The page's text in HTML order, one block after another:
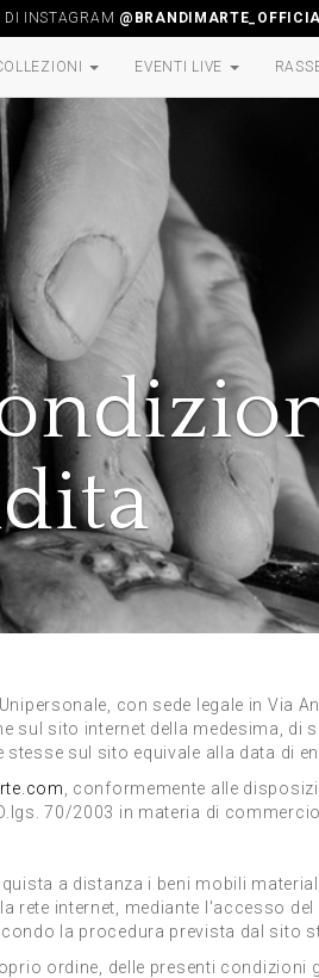
DI INSTAGRAM
EVENTI LIVE
con sede legale in Via
sito internet della medesima, di
sul sito equivale alla data di
, conformemente alle
70/2003 in materia di
a distanza i beni mobili
rete internet, mediante l'accesso del
la procedura prevista dal sito
ordine, delle presenti condizioni